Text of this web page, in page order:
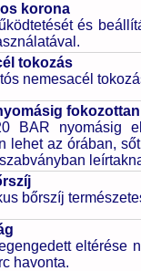
korona
és
tokozás
nemesacél
BAR nyomásig
lehet az órában,
bőrszíj
eltérése
havonta.